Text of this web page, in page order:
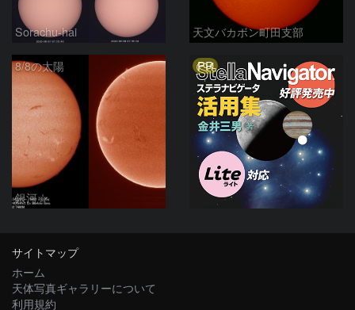
Sorachu-hai 天文バカボン町田支部
8/8の太陽
銀河☆
PR
サイトマップ
ホーム
天体写真ギャラリーについて
利用規約